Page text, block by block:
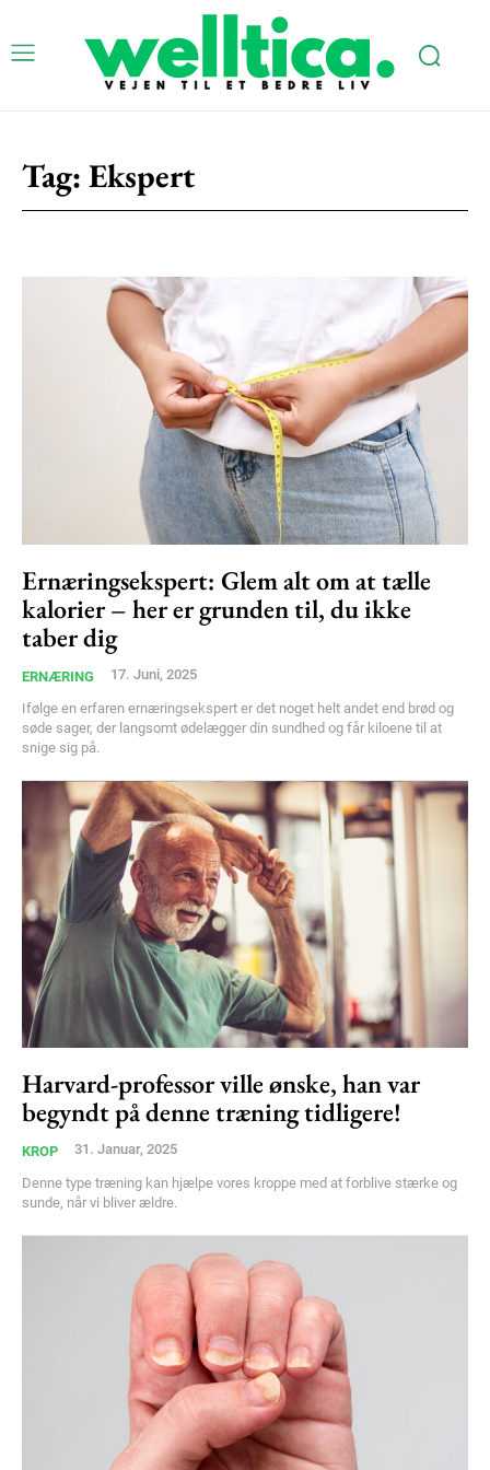
Subscription Plans
Gratis / forever
Etiam est nibh, lobortis sit
Praesent euismod ac
Ut mollis pellentesque tortor
Tag: Ekspert
Ernæringsekspert: Glem alt om at tælle
kalorier – her er grunden til, du ikke
taber dig
ERNÆRING 17. Juni, 2025
Ifølge en erfaren ernæringsekspert er det noget helt andet end brød og
søde sager, der langsomt ødelægger din sundhed og får kiloene til at
snige sig på.
Harvard-professor ville ønske, han var
begyndt på denne træning tidligere!
KROP 31. Januar, 2025
Denne type træning kan hjælpe vores kroppe med at forblive stærke og
sunde, når vi bliver ældre.